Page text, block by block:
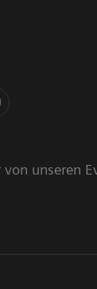
von unseren